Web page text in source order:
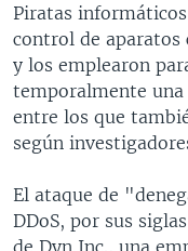
Piratas
control de aparatos
y los emplearon
temporalmente
entre los que
según
El ataque de
DDoS, por sus
de Dyn Inc., una